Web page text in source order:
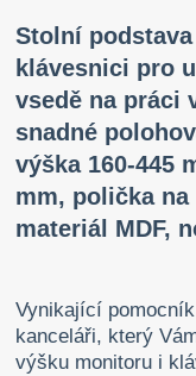
Stolní
klávesnici pro
vsedě na práci
snadné
výška 160-445
mm, polička na
materiál MDF,
Vynikající
kanceláři, který
výšku monitoru i